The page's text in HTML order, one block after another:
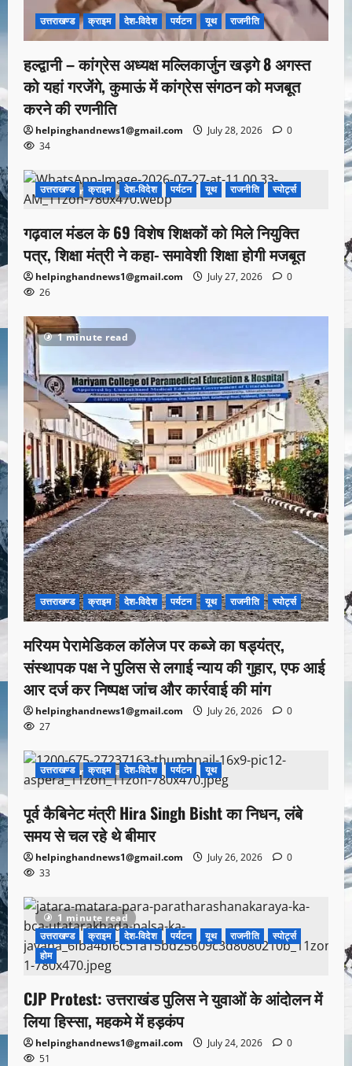
उत्तराखण्ड क्राइम देश-विदेश पर्यटन यूथ राजनीति
हल्द्वानी – कांग्रेस अध्यक्ष मल्लिकार्जुन खड़गे 8 अगस्त
को यहां गरजेंगे, कुमाऊं में कांग्रेस संगठन को मजबूत
करने की रणनीति
helpinghandnews1@gmail.com July 28, 2026
0
34
1 minute read
उत्तराखण्ड क्राइम देश-विदेश पर्यटन यूथ राजनीति स्पोर्ट्स
गढ़वाल मंडल के 69 विशेष शिक्षकों को मिले नियुक्ति
पत्र, शिक्षा मंत्री ने कहा- समावेशी शिक्षा होगी मजबूत
helpinghandnews1@gmail.com July 27, 2026
0
26
1 minute read
उत्तराखण्ड क्राइम देश-विदेश पर्यटन यूथ राजनीति स्पोर्ट्स
मरियम पेरामेडिकल कॉलेज पर कब्जे का षड्यंत्र,
संस्थापक पक्ष ने पुलिस से लगाई न्याय की गुहार, एफ आई
आर दर्ज कर निष्पक्ष जांच और कार्रवाई की मांग
helpinghandnews1@gmail.com July 26, 2026
0
27
1 minute read
उत्तराखण्ड क्राइम देश-विदेश पर्यटन यूथ
पूर्व कैबिनेट मंत्री Hira Singh Bisht का निधन, लंबे
समय से चल रहे थे बीमार
helpinghandnews1@gmail.com July 26, 2026
0
33
1 minute read
उत्तराखण्ड
क्राइम देश-विदेश पर्यटन यूथ राजनीति
स्पोर्ट्स
होम
CJP Protest: उत्तराखंड पुलिस ने युवाओं के आंदोलन में
लिया हिस्सा, महकमे में हड़कंप
helpinghandnews1@gmail.com July 24, 2026
0
51